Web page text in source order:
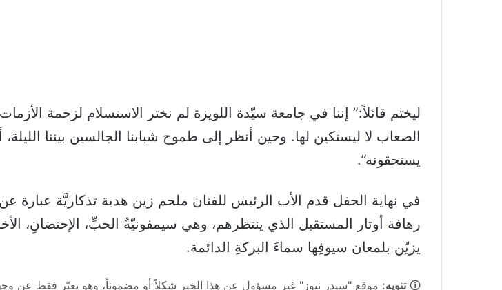
ليختم قائلاً:” إننا في جامعة سيّدة اللويزة لم نختر الاستسلام لزحمة
الصعاب لا ليستكين لها. وحين أنظر إلى طموح شبابنا الجالسين بيننا
يستحقونه”.
رهافة أوتار المستقبل الذي ينتظرهم، وهي سيمفونيّةُ الحبِّ، الإحتضانِ،
يزيّن بلمعان سيوفِها سماءَ البركةِ الدائمة.
🛈تنويه: موقع "سيدر نيوز" غير مسؤول عن هذا الخبر شكلاً أو مضموناً، وهو يعبّر فقط عن